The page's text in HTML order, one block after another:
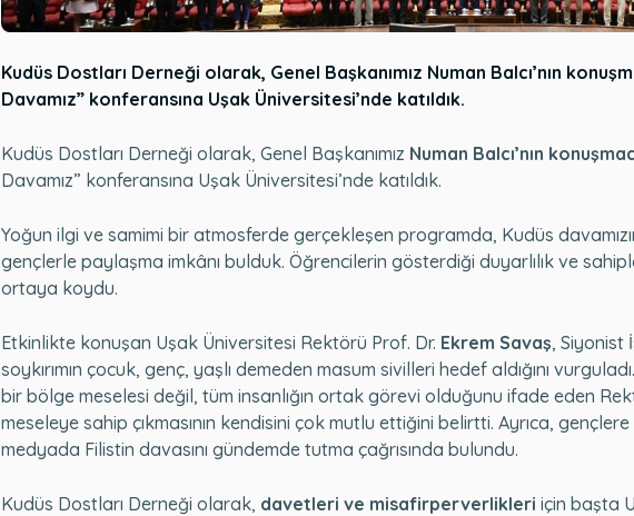
Kudüs Dostları Derneği olarak, Genel Başkanımız Numan Balcı’nın
Davamız” konferansına Uşak Üniversitesi’nde katıldık.
Kudüs Dostları Derneği olarak, Genel Başkanımız Numan Balcı’nın
Davamız” konferansına Uşak Üniversitesi’nde katıldık.
Yoğun ilgi ve samimi bir atmosferde gerçekleşen programda, Kudüs
gençlerle paylaşma imkânı bulduk. Öğrencilerin gösterdiği duyarlılık ve
ortaya koydu.
Etkinlikte konuşan Uşak Üniversitesi Rektörü Prof. Dr. Ekrem Savaş, Siyonist
soykırımın çocuk, genç, yaşlı demeden masum sivilleri hedef aldığını
bir bölge meselesi değil, tüm insanlığın ortak görevi olduğunu ifade eden
meseleye sahip çıkmasının kendisini çok mutlu ettiğini belirtti. Ayrıca,
medyada Filistin davasını gündemde tutma çağrısında bulundu.
Kudüs Dostları Derneği olarak, davetleri ve misafirperverlikleri için başta